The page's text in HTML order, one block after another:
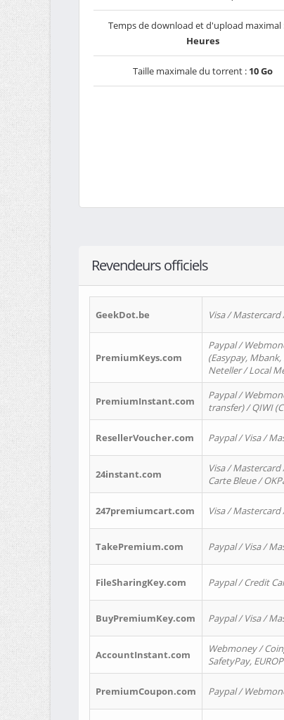
Temps de download et d'upload
Heures
Taille maximale du torrent : 10 Go
Revendeurs officiels
GeekDot.be Visa / Mastercard
PremiumKeys.com
Paypal /
(Easypay,
Neteller / Local
PremiumInstant.com
Paypal /
transfer) / QIWI
ResellerVoucher.com Paypal / Visa /
24instant.com
Visa /
Carte Bleue /
247premiumcart.com Visa /
TakePremium.com Paypal / Visa /
FileSharingKey.com Paypal / Credit
BuyPremiumKey.com Paypal / Visa /
AccountInstant.com
Webmoney /
SafetyPay,
PremiumCoupon.com Paypal /